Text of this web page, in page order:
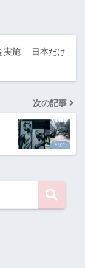
実施 日本だけ
次の記事